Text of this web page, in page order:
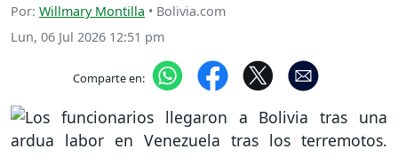
Por: Willmary Montilla • Bolivia.com
Lun, 06 Jul 2026 12:51 pm
Comparte en: